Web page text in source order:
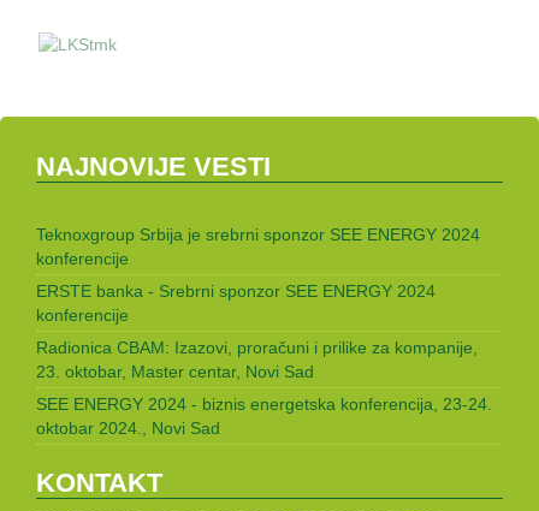
NAJNOVIJE VESTI
Teknoxgroup Srbija je srebrni sponzor SEE ENERGY 2024
konferencije
ERSTE banka - Srebrni sponzor SEE ENERGY 2024
konferencije
Radionica CBAM: Izazovi, proračuni i prilike za kompanije,
23. oktobar, Master centar, Novi Sad
SEE ENERGY 2024 - biznis energetska konferencija, 23-24.
oktobar 2024., Novi Sad
KONTAKT